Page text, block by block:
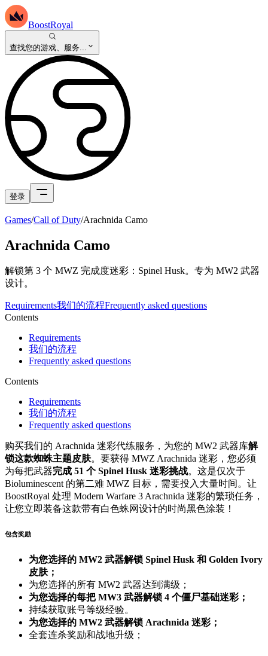
BoostRoyal
查找您的游戏、服务...
登录
Games/Call of Duty/Arachnida Camo
Arachnida Camo
解锁第 3 个 MWZ 完成度迷彩：Spinel Husk。专为 MW2 武器
设计。
Requirements我们的流程Frequently asked questions
Contents
Requirements
我们的流程
Frequently asked questions
Contents
Requirements
我们的流程
Frequently asked questions
购买我们的 Arachnida 迷彩代练服务，为您的 MW2 武器库解
锁这款蜘蛛主题皮肤。要获得 MWZ Arachnida 迷彩，您必须
为每把武器完成 51 个 Spinel Husk 迷彩挑战。这是仅次于
Bioluminescent 的第二难 MWZ 目标，需要投入大量时间。让
BoostRoyal 处理 Modern Warfare 3 Arachnida 迷彩的繁琐任务，
让您立即装备这款带有白色蛛网设计的时尚黑色涂装！
包含奖励
为您选择的 MW2 武器解锁 Spinel Husk 和 Golden Ivory
皮肤；
为您选择的所有 MW2 武器达到满级；
为您选择的每把 MW3 武器解锁 4 个僵尸基础迷彩；
持续获取账号等级经验。
为您选择的 MW2 武器解锁 Arachnida 迷彩；
全套连杀奖励和战地升级；